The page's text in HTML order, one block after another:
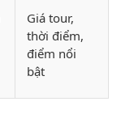
Giá tour,
thời điểm,
điểm nổi
bật